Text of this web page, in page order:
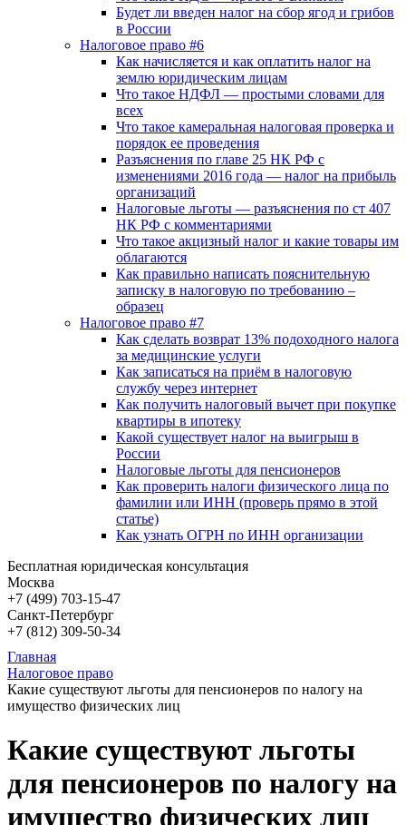
Будет ли введен налог на сбор ягод и грибов
в России
Налоговое право #6
Как начисляется и как оплатить налог на
землю юридическим лицам
Что такое НДФЛ — простыми словами для
всех
Что такое камеральная налоговая проверка и
порядок ее проведения
Разъяснения по главе 25 НК РФ с
изменениями 2016 года — налог на прибыль
организаций
Налоговые льготы — разъяснения по ст 407
НК РФ с комментариями
Что такое акцизный налог и какие товары им
облагаются
Как правильно написать пояснительную
записку в налоговую по требованию –
образец
Налоговое право #7
Как сделать возврат 13% подоходного налога
за медицинские услуги
Как записаться на приём в налоговую
службу через интернет
Как получить налоговый вычет при покупке
квартиры в ипотеку
Какой существует налог на выигрыш в
России
Налоговые льготы для пенсионеров
Как проверить налоги физического лица по
фамилии или ИНН (проверь прямо в этой
статье)
Как узнать ОГРН по ИНН организации
Бесплатная юридическая консультация
Москва
+7 (499) 703-15-47
Санкт-Петербург
+7 (812) 309-50-34
Главная
Налоговое право
Какие существуют льготы для пенсионеров по налогу на
имущество физических лиц
Какие существуют льготы
для пенсионеров по налогу на
имущество физических лиц